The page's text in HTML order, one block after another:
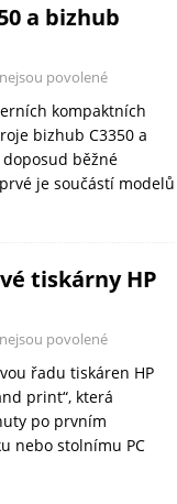
a bizhub
povolené
kompaktních
bizhub C3350 a
běžné
je součástí modelů
tiskárny HP
povolené
řadu tiskáren HP
print“, která
po prvním
nebo stolnímu PC